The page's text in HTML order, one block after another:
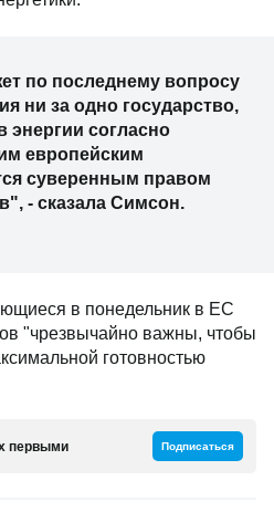
по последнему вопросу
ни за одно государство,
энергии согласно
европейским
суверенным правом
- сказала Симсон.
в понедельник в ЕС
"чрезвычайно важны, чтобы
готовностью
первыми Подписаться